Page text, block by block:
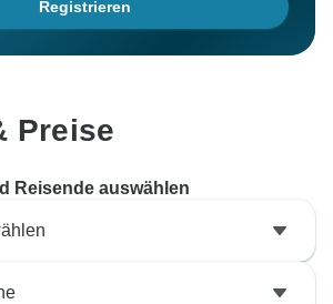
Registrieren
Preise
Reisende auswählen